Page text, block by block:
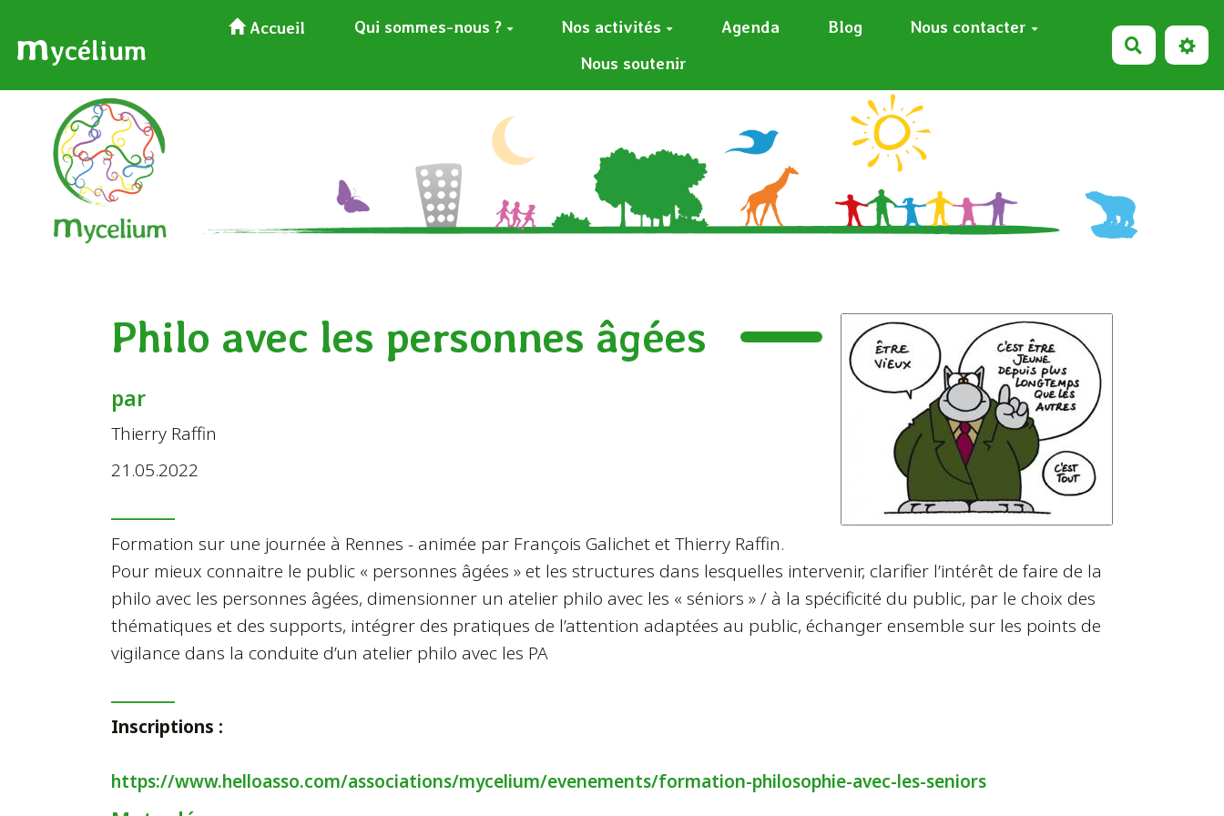
mycélium
Accueil Qui sommes-nous ? Nos activités Agenda Blog
Nous contacter
Nous soutenir
Philo avec les personnes âgées
par
Thierry Raffin
21.05.2022
Formation sur une journée à Rennes - animée par François Galichet et Thierry Raffin.
Pour mieux connaitre le public « personnes âgées » et les structures dans lesquelles intervenir, clarifier l’intérêt de faire de la
philo avec les personnes âgées, dimensionner un atelier philo avec les « séniors » / à la spécificité du public, par le choix des
thématiques et des supports, intégrer des pratiques de l’attention adaptées au public, échanger ensemble sur les points de
vigilance dans la conduite d’un atelier philo avec les PA
Inscriptions :
https://www.helloasso.com/associations/mycelium/evenements/formation-philosophie-avec-les-seniors